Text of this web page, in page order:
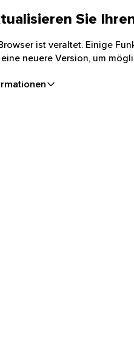
Sie
ist veraltet. Einige
neuere Version, um